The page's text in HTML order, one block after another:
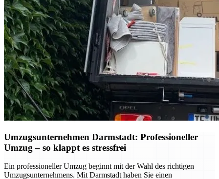
Umzugsunternehmen Darmstadt: Professioneller
Umzug – so klappt es stressfrei
Ein professioneller Umzug beginnt mit der Wahl des richtigen
Umzugsunternehmens. Mit Darmstadt haben Sie einen